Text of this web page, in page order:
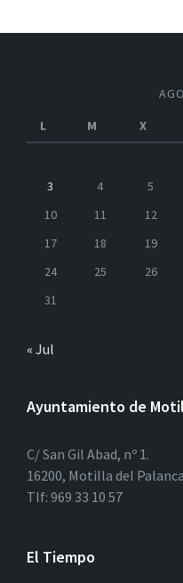
L
M X
3
4 5
10
11 12
17
18 19
24
25 26
31
« Jul
Ayuntamiento de
C/ San Gil Abad, nº 1.
16200, Motilla del
Tlf: 969 33 10 57
El Tiempo